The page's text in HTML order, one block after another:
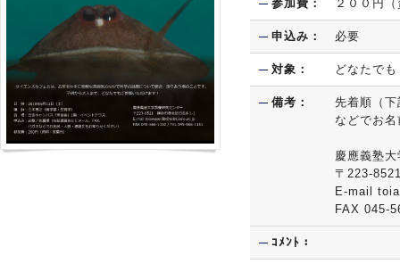
参加費： ２００円
申込み： 必要
対象： どなたでも
備考：
先着順（
などでお
慶應義塾
〒223-
E-mail
FAX 045-
ｺﾒﾝﾄ：